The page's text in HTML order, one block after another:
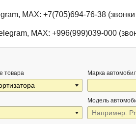
MAX: +7(705)694-76-38
MAX: +996(999)039-000
товара Марка
Модель